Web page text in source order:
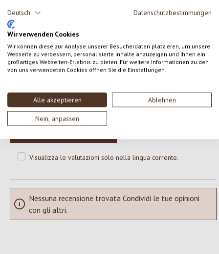
Deutsch Datenschutzbestimmungen
Wir verwenden Cookies
Wir können diese zur Analyse unserer Besucherdaten platzieren, um unsere
Webseite zu verbessern, personalisierte Inhalte anzuzeigen und Ihnen ein
großartiges Webseiten-Erlebnis zu bieten. Für weitere Informationen zu den
von uns verwendeten Cookies öffnen Sie die Einstellungen.
Alle akzeptieren Ablehnen
Nein, anpassen
*Ingredienti da agricoltura biologica controllata
0 di 0 valutazioni
Condividi le tue esperienze con il prodotto con altri clienti.
Visualizza le valutazioni solo nella lingua corrente.
Nessuna recensione trovata Condividi le tue opinioni
con gli altri.